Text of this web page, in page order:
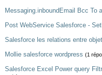
Messaging.inboundEmail Bcc To
Post WebService Salesforce -
Salesforce les relations entre
Mollie salesforce wordpress (1
Salesforce Excel Power query